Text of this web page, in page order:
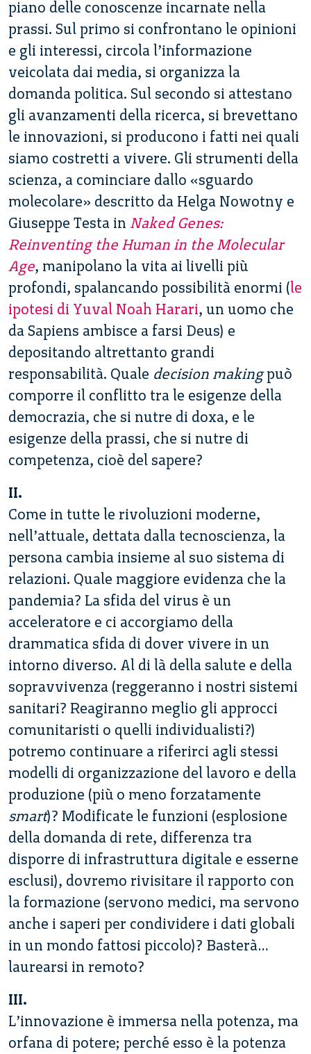
piano delle conoscenze incarnate nella
prassi. Sul primo si confrontano le opinioni
e gli interessi, circola l’informazione
veicolata dai media, si organizza la
domanda politica. Sul secondo si attestano
gli avanzamenti della ricerca, si brevettano
le innovazioni, si producono i fatti nei quali
siamo costretti a vivere. Gli strumenti della
scienza, a cominciare dallo «sguardo
molecolare» descritto da Helga Nowotny e
Giuseppe Testa in Naked Genes:
Reinventing the Human in the Molecular
Age, manipolano la vita ai livelli più
profondi, spalancando possibilità enormi (le
ipotesi di Yuval Noah Harari, un uomo che
da Sapiens ambisce a farsi Deus) e
depositando altrettanto grandi
responsabilità. Quale decision makingpuò
comporre il conflitto tra le esigenze della
democrazia, che si nutre di doxa, e le
esigenze della prassi, che si nutre di
competenza, cioè del sapere?
II.
Come in tutte le rivoluzioni moderne,
nell’attuale, dettata dalla tecnoscienza, la
persona cambia insieme al suo sistema di
relazioni. Quale maggiore evidenza che la
pandemia? La sfida del virus è un
acceleratore e ci accorgiamo della
drammatica sfida di dover vivere in un
intorno diverso. Al di là della salute e della
sopravvivenza (reggeranno i nostri sistemi
sanitari? Reagiranno meglio gli approcci
comunitaristi o quelli individualisti?)
potremo continuare a riferirci agli stessi
modelli di organizzazione del lavoro e della
produzione (più o meno forzatamente
smart)? Modificate le funzioni (esplosione
della domanda di rete, differenza tra
disporre di infrastruttura digitale e esserne
esclusi), dovremo rivisitare il rapporto con
la formazione (servono medici, ma servono
anche i saperi per condividere i dati globali
in un mondo fattosi piccolo)? Basterà…
laurearsi in remoto?
III.
L’innovazione è immersa nella potenza, ma
orfana di potere; perché esso è la potenza